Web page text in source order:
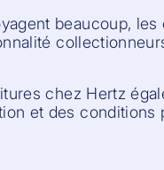
beaucoup,
chez Hertz
et des conditions